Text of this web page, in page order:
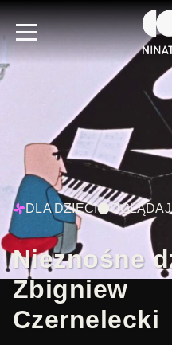
DLA DZIECI OGLĄDAJ
Nieznośne
Zbigniew
Czernelecki